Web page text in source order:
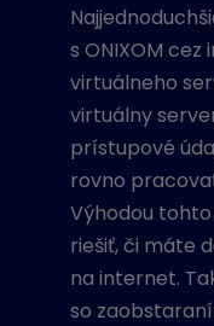
s ONIXOM
virtuálneho
virtuálny
prístupové
rovno
Výhodou
riešiť, či máte
na internet.
so